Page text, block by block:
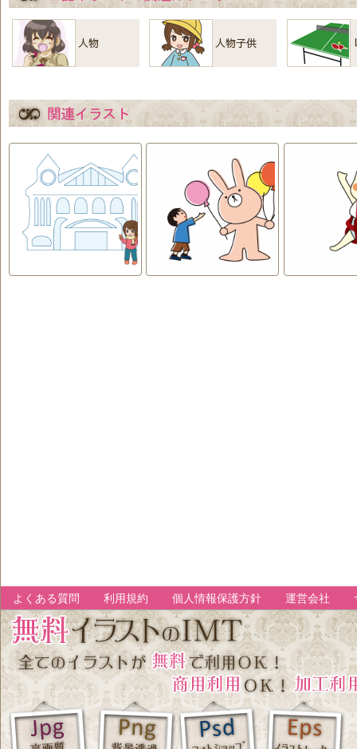
よくある質問 利用規約 個人情報保護方針 運営会社